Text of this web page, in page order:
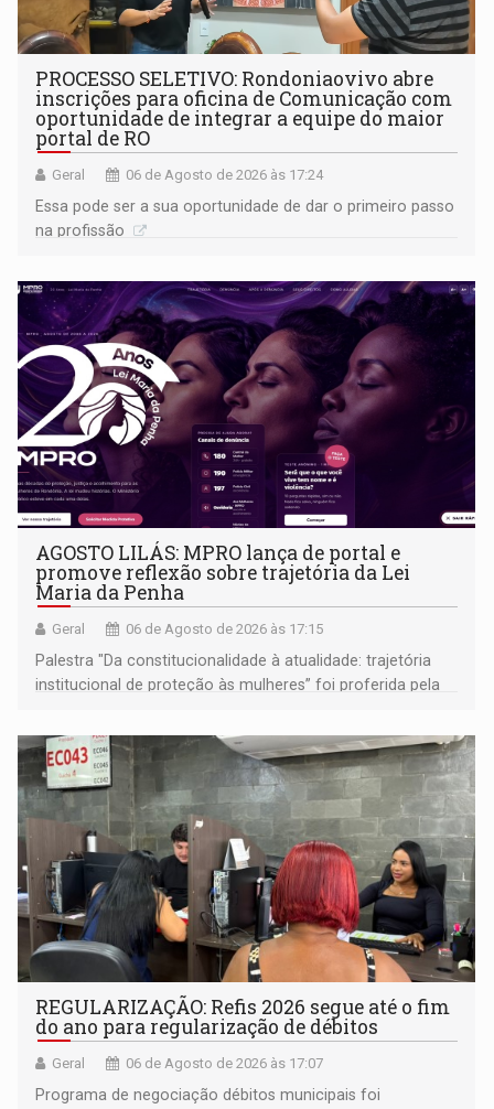
PROCESSO SELETIVO: Rondoniaovivo abre
inscrições para oficina de Comunicação com
oportunidade de integrar a equipe do maior
portal de RO
Geral 06 de Agosto de 2026 às 17:24
Essa pode ser a sua oportunidade de dar o primeiro passo
na profissão
AGOSTO LILÁS: MPRO lança de portal e
promove reflexão sobre trajetória da Lei
Maria da Penha
Geral 06 de Agosto de 2026 às 17:15
Palestra "Da constitucionalidade à atualidade: trajetória
institucional de proteção às mulheres” foi proferida pela
Goiás
REGULARIZAÇÃO: Refis 2026 segue até o fim
do ano para regularização de débitos
Geral 06 de Agosto de 2026 às 17:07
Programa de negociação débitos municipais foi